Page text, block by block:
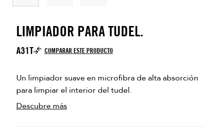
LIMPIADOR PARA TUDEL.
A31T COMPARAR ESTE PRODUCTO
Un limpiador suave en microfibra de alta absorción
para limpiar el interior del tudel.
Descubre más